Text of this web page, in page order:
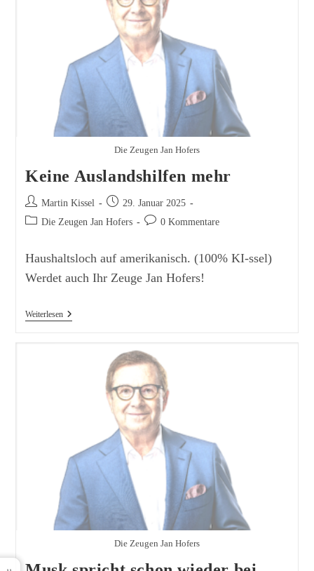
Die Zeugen Jan Hofers
Keine Auslandshilfen mehr
Beitrags-
Autor:
Martin Kissel
Beitrag
veröffentlicht:
29. Januar 2025
Beitrags-
Die Zeugen Jan Hofers
Beitrags-0 Kommentare
Haushaltsloch auf amerikanisch. (100% KI-ssel)
Werdet auch Ihr Zeuge Jan Hofers!
WeiterlesenKeine
Die Zeugen Jan Hofers